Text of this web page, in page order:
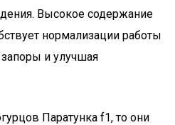
Высокое содержание
нормализации работы
и улучшая
Паратунка f1, то они